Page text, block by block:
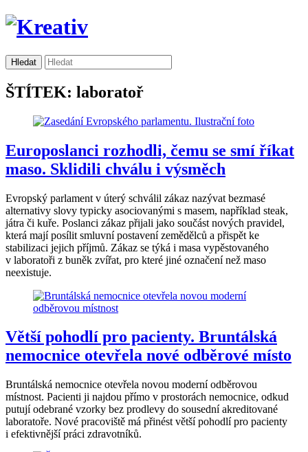
ŠTÍTEK: laboratoř
Europoslanci rozhodli, čemu se smí říkat
maso. Sklidili chválu i výsměch
Evropský parlament v úterý schválil zákaz nazývat bezmasé
alternativy slovy typicky asociovanými s masem, například steak,
játra či kuře. Poslanci zákaz přijali jako součást nových pravidel,
která mají posílit smluvní postavení zemědělců a přispět ke
stabilizaci jejich příjmů. Zákaz se týká i masa vypěstovaného
v laboratoři z buněk zvířat, pro které jiné označení než maso
neexistuje.
Větší pohodlí pro pacienty. Bruntálská
nemocnice otevřela nové odběrové místo
Bruntálská nemocnice otevřela novou moderní odběrovou
místnost. Pacienti ji najdou přímo v prostorách nemocnice, odkud
putují odebrané vzorky bez prodlevy do sousední akreditované
laboratoře. Nové pracoviště má přinést větší pohodlí pro pacienty
i efektivnější práci zdravotníků.